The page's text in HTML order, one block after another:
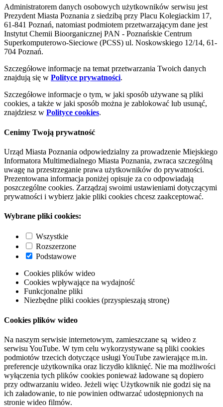
Administratorem danych osobowych użytkowników serwisu jest
Prezydent Miasta Poznania z siedzibą przy Placu Kolegiackim 17,
61-841 Poznań, natomiast podmiotem przetwarzającym dane jest
Instytut Chemii Bioorganicznej PAN - Poznańskie Centrum
Superkomputerowo-Sieciowe (PCSS) ul. Noskowskiego 12/14, 61-
704 Poznań.
Szczegółowe informacje na temat przetwarzania Twoich danych
znajdują się w Polityce prywatności.
Szczegółowe informacje o tym, w jaki sposób używane są pliki
cookies, a także w jaki sposób można je zablokować lub usunąć,
znajdziesz w Polityce cookies.
Cenimy Twoją prywatność
Urząd Miasta Poznania odpowiedzialny za prowadzenie Miejskiego
Informatora Multimedialnego Miasta Poznania, zwraca szczególną
uwagę na przestrzeganie prawa użytkowników do prywatności.
Prezentowana informacja poniżej opisuje za co odpowiadają
poszczególne cookies. Zarządzaj swoimi ustawieniami dotyczącymi
prywatności i wybierz jakie pliki cookies chcesz zaakceptować.
Wybrane pliki cookies:
Wszystkie
Rozszerzone
Podstawowe
Cookies plików wideo
Cookies wpływające na wydajność
Funkcjonalne pliki
Niezbędne pliki cookies (przyspieszają stronę)
Cookies plików wideo
Na naszym serwisie internetowym, zamieszczane są wideo z
serwisu YouTube. W tym celu wykorzystywane są pliki cookies
podmiotów trzecich dotyczące usługi YouTube zawierające m.in.
preferencje użytkownika oraz liczydło kliknięć. Nie ma możliwości
wyłączenia tych plików cookies ponieważ ładowane są dopiero
przy odtwarzaniu wideo. Jeżeli więc Użytkownik nie godzi się na
ich załadowanie, to nie powinien odtwarzać udostępnionych na
stronie wideo filmów.